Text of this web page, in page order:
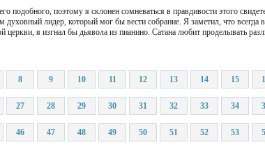
подобного, поэтому я склонен сомневаться в правдивости этого
лидер, который мог бы вести собрание. Я заметил, что всегда
церкви, я изгнал бы дьявола из пианино. Сатана любит проделывать
8 9 10 11 12 13 14 15
27 28 29 30 31 32 33 34
46 47 48 49 50 51 52 53